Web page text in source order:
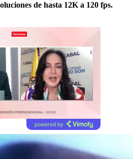
de hasta 12K a 120 fps.
powered by